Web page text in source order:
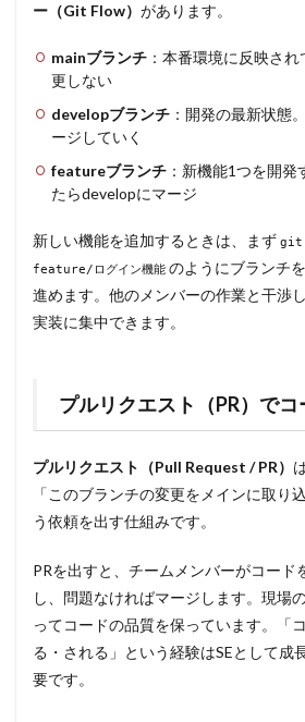
ー（Git Flow） があります。
mainブランチ ：本番環境に反映さ
更しない
developブランチ ：開発の最新状態
ージしていく
featureブランチ ：新機能1つを開
たらdevelopにマージ
新しい機能を追加するときは、まず git
feature/ログイン機能 のようにブランチ
進めます。他のメンバーの作業と干渉
実装に集中できます。
プルリクエスト（PR）で
プルリクエスト（Pull Request / PR）
「このブランチの変更をメインに取り
う依頼を出す仕組みです。
PRを出すと、チームメンバーがコード
し、問題なければマージします。現場
ってコードの品質を保っています。「
る・される」という経験はSEとして成
要です。